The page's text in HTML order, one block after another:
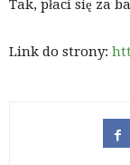
Tak, płaci się za
Link do strony: